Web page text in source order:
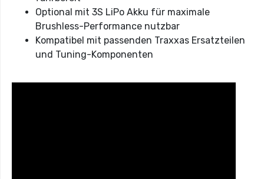
Optional mit 3S LiPo Akku für maximale
Brushless-Performance nutzbar
Kompatibel mit passenden Traxxas Ersatzteilen
und Tuning-Komponenten